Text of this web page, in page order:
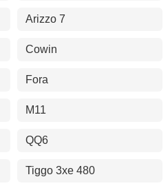
Arizzo 7
Cowin
Fora
M11
QQ6
Tiggo 3xe 480